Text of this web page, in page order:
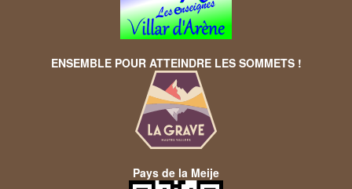
ENSEMBLE POUR ATTEINDRE LES SOMMETS !
Pays de la Meije